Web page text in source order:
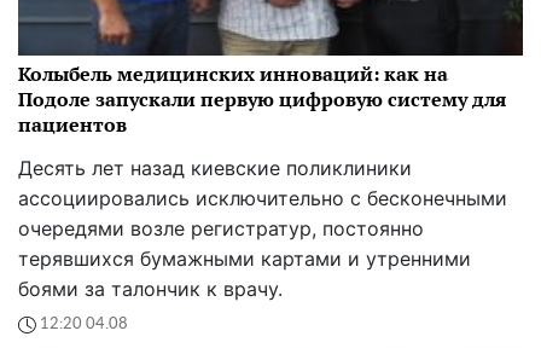
Колыбель медицинских инноваций: как на
Подоле запускали первую цифровую систему для
пациентов
Десять лет назад киевские поликлиники
ассоциировались исключительно с бесконечными
очередями возле регистратур, постоянно
терявшихся бумажными картами и утренними
боями за талончик к врачу.
12:20 04.08